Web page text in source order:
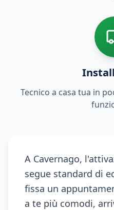
Tecnico a casa tua in
A Cavernago,
segue standard di
fissa un
a te più comodi,